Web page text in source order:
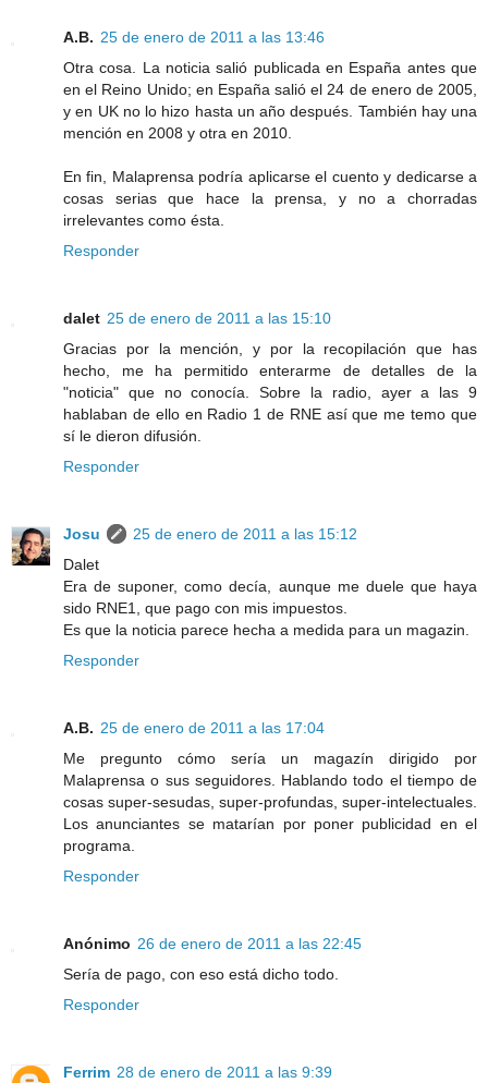
A.B. 25 de enero de 2011 a las 13:46
Otra cosa. La noticia salió publicada en España antes que
en el Reino Unido; en España salió el 24 de enero de 2005,
y en UK no lo hizo hasta un año después. También hay una
mención en 2008 y otra en 2010.
En fin, Malaprensa podría aplicarse el cuento y dedicarse a
cosas serias que hace la prensa, y no a chorradas
irrelevantes como ésta.
Responder
dalet 25 de enero de 2011 a las 15:10
Gracias por la mención, y por la recopilación que has
hecho, me ha permitido enterarme de detalles de la
"noticia" que no conocía. Sobre la radio, ayer a las 9
hablaban de ello en Radio 1 de RNE así que me temo que
sí le dieron difusión.
Responder
Josu
25 de enero de 2011 a las 15:12
Dalet
Era de suponer, como decía, aunque me duele que haya
sido RNE1, que pago con mis impuestos.
Es que la noticia parece hecha a medida para un magazin.
Responder
A.B. 25 de enero de 2011 a las 17:04
Me pregunto cómo sería un magazín dirigido por
Malaprensa o sus seguidores. Hablando todo el tiempo de
cosas super-sesudas, super-profundas, super-intelectuales.
Los anunciantes se matarían por poner publicidad en el
programa.
Responder
Anónimo 26 de enero de 2011 a las 22:45
Sería de pago, con eso está dicho todo.
Responder
Ferrim 28 de enero de 2011 a las 9:39